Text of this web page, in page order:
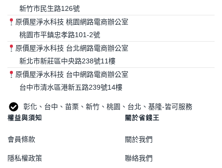
新竹市民生路126號
原價屋淨水科技 桃園網路電商辦公室
桃園市平鎮忠孝路101-2號
原價屋淨水科技 台北網路電商辦公室
新北市新莊區中央路238號11樓
原價屋淨水科技 台中網路電商辦公室
台中市清水區港新五路239號14樓
彰化、台中、苗栗、新竹、桃園、台北、基隆-皆可服務
權益與須知
會員條款
隱私權政策
關於省錢王
關於我們
聯絡我們